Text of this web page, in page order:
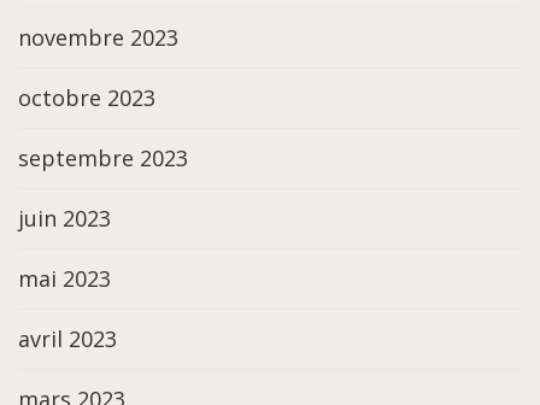
novembre 2023
octobre 2023
septembre 2023
juin 2023
mai 2023
avril 2023
mars 2023